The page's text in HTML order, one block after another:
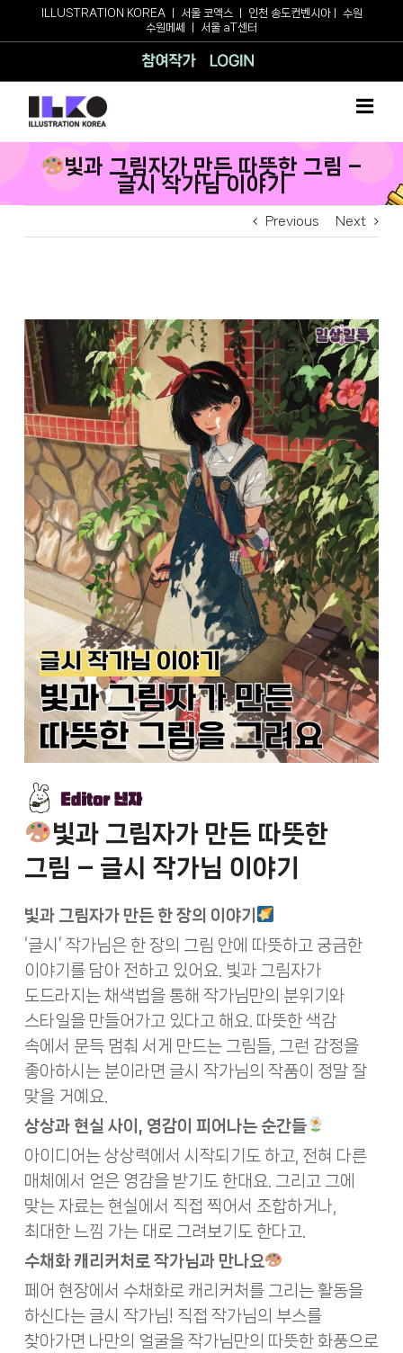
ILLUSTRATION KOREAㅣ 서울 코엑스 인천 송도컨벤시아ㅣ 수원
수원메쎄
서울 aT센터
참여작가
빛과 그림자가 만든 따뜻한 그림 –
글시 작가님 이야기
Previous Next
빛과 그림자가 만든 따뜻한
그림 – 글시 작가님 이야기
빛과 그림자가 만든 한 장의 이야기
‘글시’ 작가님은 한 장의 그림 안에 따뜻하고 궁금한
이야기를 담아 전하고 있어요. 빛과 그림자가
도드라지는 채색법을 통해 작가님만의 분위기와
스타일을 만들어가고 있다고 해요. 따뜻한 색감
속에서 문득 멈춰 서게 만드는 그림들, 그런 감정을
좋아하시는 분이라면 글시 작가님의 작품이 정말 잘
맞을 거예요.
상상과 현실 사이, 영감이 피어나는 순간들
아이디어는 상상력에서 시작되기도 하고, 전혀 다른
매체에서 얻은 영감을 받기도 한대요. 그리고 그에
맞는 자료는 현실에서 직접 찍어서 조합하거나,
최대한 느낌 가는 대로 그려보기도 한다고.
수채화 캐리커처로 작가님과 만나요
페어 현장에서 수채화로 캐리커처를 그리는 활동을
하신다는 글시 작가님! 직접 작가님의 부스를
찾아가면 나만의 얼굴을 작가님만의 따뜻한 화풍으로